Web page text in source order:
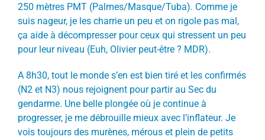
250 mètres PMT (Palmes/Masque/Tuba). Comme je
suis nageur, je les charrie un peu et on rigole pas mal,
ça aide à décompresser pour ceux qui stressent un peu
pour leur niveau (Euh, Olivier peut-être ? MDR).
A 8h30, tout le monde s’en est bien tiré et les confirmés
(N2 et N3) nous rejoignent pour partir au Sec du
gendarme. Une belle plongée où je continue à
progresser, je me débrouille mieux avec l’inflateur. Je
vois toujours des murènes, mérous et plein de petits